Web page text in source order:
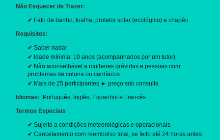
Não Esquecer de Trazer:
✔ Fato de banho, toalha, protetor solar (ecológico) e chapéu
Requisitos:
✔ Saber nadar
✔ Idade mínima: 10 anos (acompanhados por um tutor)
✔ Não aconselhável a mulheres grávidas e pessoas com
problemas de coluna ou cardíacos
✔ Mais de 25 participantes ► preço sob consulta
Idiomas: Português, Inglês, Espanhol e Francês
Termos Especiais
✔ Sujeito a condições meteorológicas e operacionais
✔ Cancelamento com reembolso total, se feito até 24 horas antes